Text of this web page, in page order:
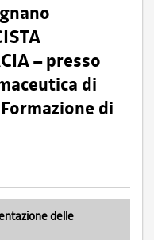
– presso
di
di
delle